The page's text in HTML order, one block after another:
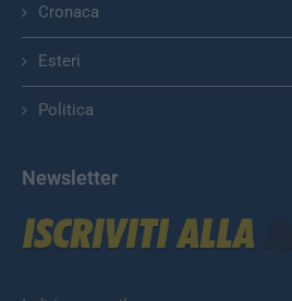
Cronaca
Esteri
Politica
Newsletter